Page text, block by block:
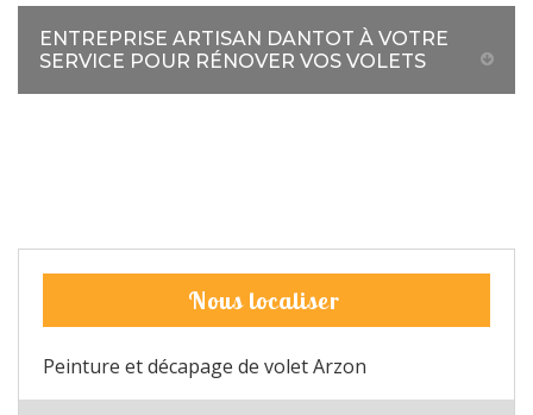
ENTREPRISE ARTISAN DANTOT À VOTRE
SERVICE POUR RÉNOVER VOS VOLETS
Nous localiser
Peinture et décapage de volet Arzon